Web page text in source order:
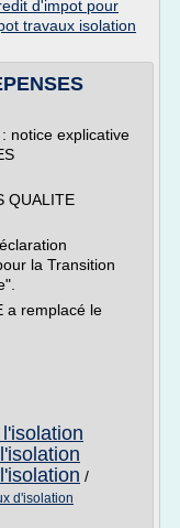
d'impot pour
travaux isolation
notice explicative
QUALITE
la Transition
a remplacé le
/
d'isolation